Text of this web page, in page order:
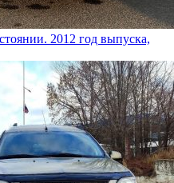
2012 год выпуска,